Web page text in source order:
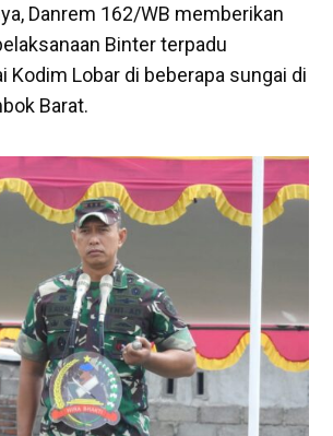
Danrem 162/WB memberikan
Binter terpadu
Kodim Lobar di beberapa sungai di
Barat.